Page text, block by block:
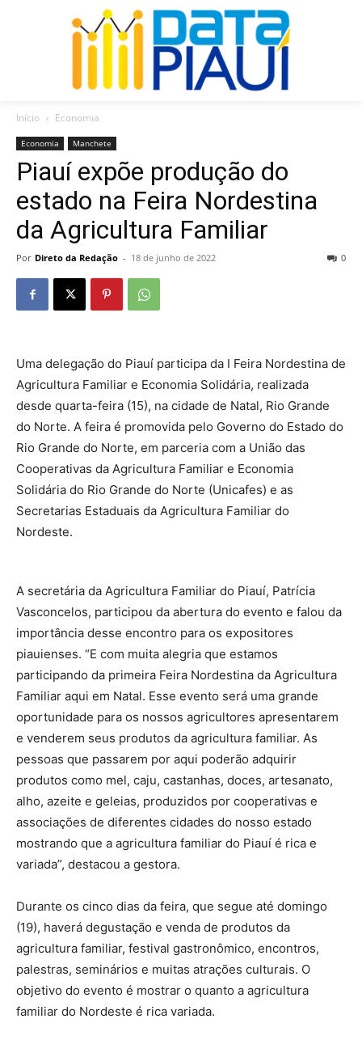
Início Economia
Economia Manchete
Piauí expõe produção do
estado na Feira Nordestina
da Agricultura Familiar
Por Direto da Redação - 18 de junho de 2022 0
Uma delegação do Piauí participa da I Feira Nordestina de
Agricultura Familiar e Economia Solidária, realizada
desde quarta-feira (15), na cidade de Natal, Rio Grande
do Norte. A feira é promovida pelo Governo do Estado do
Rio Grande do Norte, em parceria com a União das
Cooperativas da Agricultura Familiar e Economia
Solidária do Rio Grande do Norte (Unicafes) e as
Secretarias Estaduais da Agricultura Familiar do
Nordeste.
A secretária da Agricultura Familiar do Piauí, Patrícia
Vasconcelos, participou da abertura do evento e falou da
importância desse encontro para os expositores
piauienses. “E com muita alegria que estamos
participando da primeira Feira Nordestina da Agricultura
Familiar aqui em Natal. Esse evento será uma grande
oportunidade para os nossos agricultores apresentarem
e venderem seus produtos da agricultura familiar. As
pessoas que passarem por aqui poderão adquirir
produtos como mel, caju, castanhas, doces, artesanato,
alho, azeite e geleias, produzidos por cooperativas e
associações de diferentes cidades do nosso estado
mostrando que a agricultura familiar do Piauí é rica e
variada”, destacou a gestora.
Durante os cinco dias da feira, que segue até domingo
(19), haverá degustação e venda de produtos da
agricultura familiar, festival gastronômico, encontros,
palestras, seminários e muitas atrações culturais. O
objetivo do evento é mostrar o quanto a agricultura
familiar do Nordeste é rica variada.